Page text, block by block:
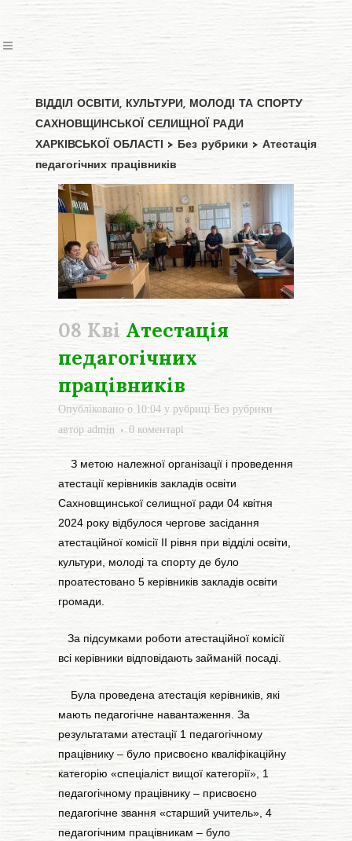
ВІДДІЛ ОСВІТИ, КУЛЬТУРИ, МОЛОДІ ТА СПОРТУ
САХНОВЩИНСЬКОЇ СЕЛИЩНОЇ РАДИ
ХАРКІВСЬКОЇ ОБЛАСТІ > Без рубрики > Атестація
педагогічних працівників
08 Кві Атестація
педагогічних
працівників
Опубліковано о 10:04 у рубриці Без рубрики
автор admin 0 коментарі
З метою належної організації і проведення
атестації керівників закладів освіти
Сахновщинської селищної ради 04 квітня
2024 року відбулося чергове засідання
атестаційної комісії ІІ рівня при відділі освіти,
культури, молоді та спорту де було
проатестовано 5 керівників закладів освіти
громади.
За підсумками роботи атестаційної комісії
всі керівники відповідають займаній посаді.
Була проведена атестація керівників, які
мають педагогічне навантаження. За
результатами атестації 1 педагогічному
працівнику – було присвоєно кваліфікаційну
категорію «спеціаліст вищої категорії», 1
педагогічному працівнику – присвоєно
педагогічне звання «старший учитель», 4
педагогічним працівникам – було